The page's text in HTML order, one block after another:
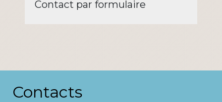
Contact par formulaire
Contacts